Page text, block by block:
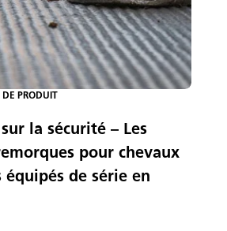
PRODUIT
la sécurité – Les
pour chevaux
de série en